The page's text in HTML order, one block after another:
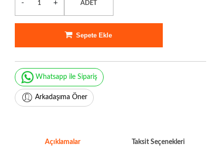
- + ADET
Sepete Ekle
Whatsapp ile Sipariş
Arkadaşıma Öner
Açıklamalar Taksit Seçenekleri